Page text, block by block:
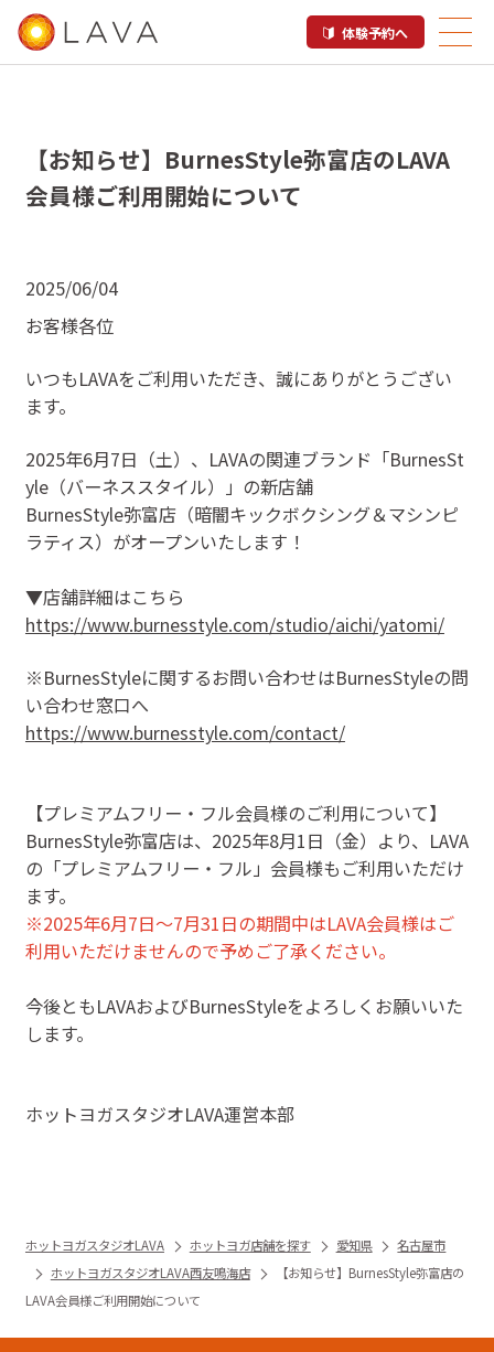
体験予約へ
【お知らせ】BurnesStyle弥富店のLAVA
会員様ご利用開始について
2025/06/04
お客様各位
いつもLAVAをご利用いただき、誠にありがとうござい
ます。
2025年6月7日（土）、LAVAの関連ブランド「BurnesSt
yle（バーネススタイル）」の新店舗
BurnesStyle弥富店（暗闇キックボクシング＆マシンピ
ラティス）がオープンいたします！
▼店舗詳細はこちら
https://www.burnesstyle.com/studio/aichi/yatomi/
※BurnesStyleに関するお問い合わせはBurnesStyleの問
い合わせ窓口へ
https://www.burnesstyle.com/contact/
【プレミアムフリー・フル会員様のご利用について】
BurnesStyle弥富店は、2025年8月1日（金）より、LAVA
の「プレミアムフリー・フル」会員様もご利用いただけ
ます。
※2025年6月7日～7月31日の期間中はLAVA会員様はご
利用いただけませんので予めご了承ください。
今後ともLAVAおよびBurnesStyleをよろしくお願いいた
します。
ホットヨガスタジオLAVA運営本部
ホットヨガスタジオLAVA ホットヨガ店舗を探す 愛知県
名古屋市
ホットヨガスタジオLAVA西友鳴海店
【お知らせ】BurnesStyle弥富店の
LAVA会員様ご利用開始について